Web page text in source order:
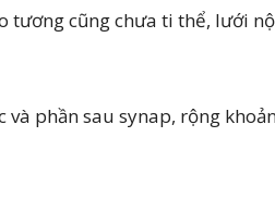
tương cũng chưa ti thể, lưới
phần sau synap, rộng